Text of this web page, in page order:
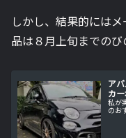
しかし、結果的には
品は８月上旬までのび
ア
カ
私が
のお